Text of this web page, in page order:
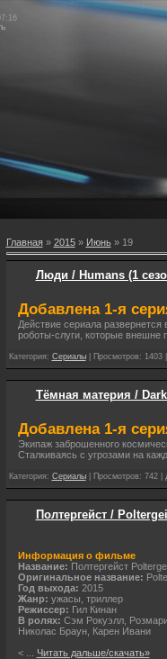
Главная» 2015 » Июнь » 19
Люди / Humans (1
Добавлена 1-я
Действие сериала
роботы-слуги, которые внешне
Категория: Сериалы| Просмотров: 1403
Тёмная материя /
Добавлена 1-я
Экипаж заброшенного
Сталкиваясь с угрозами на
Категория: Сериалы| Просмотров: 742 |
Полтергейст /
Информация о фильме
Название: Полтергейст
Оригинальное название:
Год выхода: 2015
Жанр: ужасы, триллер
Режиссер: Гил Кинан
В ролях: Сэм Рокуэлл,
Николас Браун, Карен Ивани
<
Читать дальше/скачать»